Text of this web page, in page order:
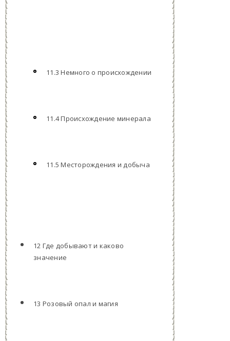
11.3 Немного о происхождении
11.4 Происхождение минерала
11.5 Месторождения и добыча
12 Где добывают и каково
значение
13 Розовый опал и магия